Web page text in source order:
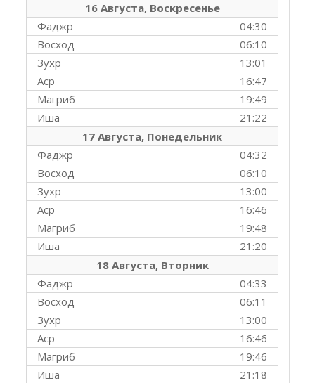
16 Августа, Воскресенье
04:30
Фаджр
06:10
Восход
13:01
Зухр
16:47
Аср
19:49
Магриб
21:22
Иша
17 Августа, Понедельник
04:32
Фаджр
06:10
Восход
13:00
Зухр
16:46
Аср
19:48
Магриб
21:20
Иша
18 Августа, Вторник
04:33
Фаджр
06:11
Восход
13:00
Зухр
16:46
Аср
19:46
Магриб
21:18
Иша